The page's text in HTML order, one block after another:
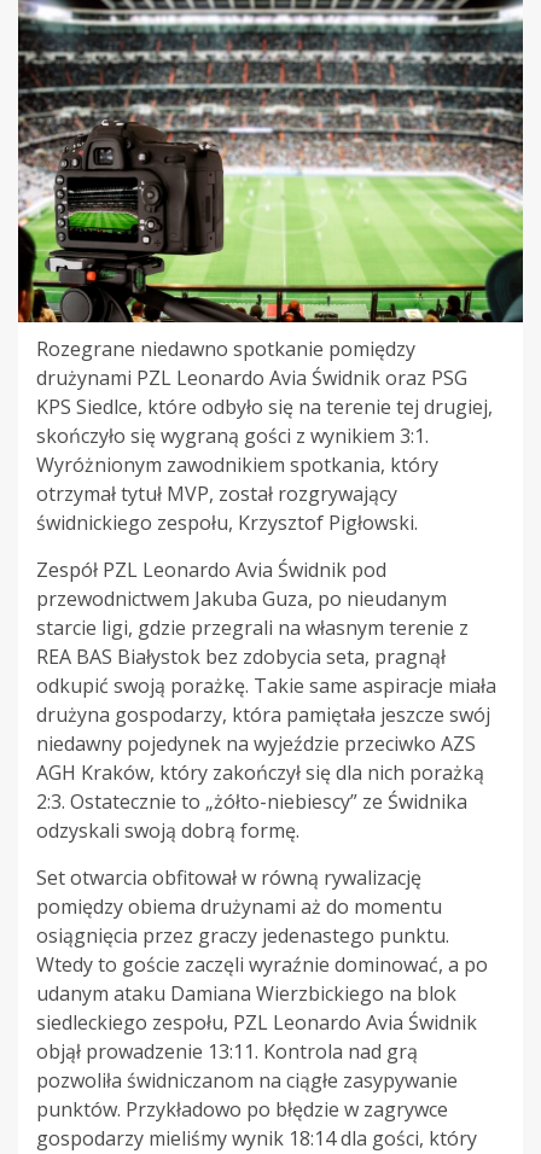
Rozegrane niedawno spotkanie pomiędzy
drużynami PZL Leonardo Avia Świdnik oraz PSG
KPS Siedlce, które odbyło się na terenie tej drugiej,
skończyło się wygraną gości z wynikiem 3:1.
Wyróżnionym zawodnikiem spotkania, który
otrzymał tytuł MVP, został rozgrywający
świdnickiego zespołu, Krzysztof Pigłowski.
Zespół PZL Leonardo Avia Świdnik pod
przewodnictwem Jakuba Guza, po nieudanym
starcie ligi, gdzie przegrali na własnym terenie z
REA BAS Białystok bez zdobycia seta, pragnął
odkupić swoją porażkę. Takie same aspiracje miała
drużyna gospodarzy, która pamiętała jeszcze swój
niedawny pojedynek na wyjeździe przeciwko AZS
AGH Kraków, który zakończył się dla nich porażką
2:3. Ostatecznie to „żółto-niebiescy” ze Świdnika
odzyskali swoją dobrą formę.
Set otwarcia obfitował w równą rywalizację
pomiędzy obiema drużynami aż do momentu
osiągnięcia przez graczy jedenastego punktu.
Wtedy to goście zaczęli wyraźnie dominować, a po
udanym ataku Damiana Wierzbickiego na blok
siedleckiego zespołu, PZL Leonardo Avia Świdnik
objął prowadzenie 13:11. Kontrola nad grą
pozwoliła świdniczanom na ciągłe zasypywanie
punktów. Przykładowo po błędzie w zagrywce
gospodarzy mieliśmy wynik 18:14 dla gości, który